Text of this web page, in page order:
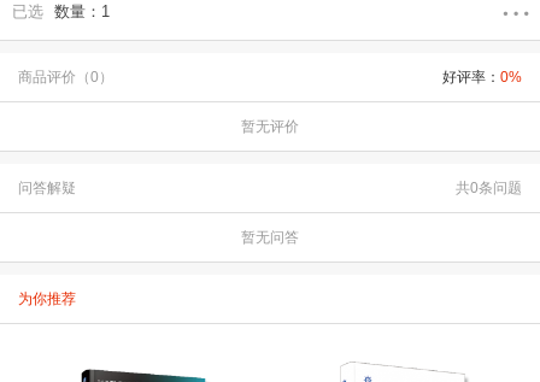
已选 数量：1
商品评价（0） 好评率： 0%
暂无评价
问答解疑 共0条问题
暂无问答
为你推荐